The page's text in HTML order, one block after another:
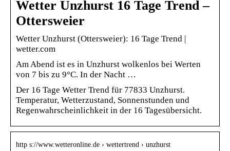
Wetter Unzhurst 16 Tage Trend –
Ottersweier
Wetter Unzhurst (Ottersweier): 16 Tage Trend |
wetter.com
Am Abend ist es in Unzhurst wolkenlos bei Werten
von 7 bis zu 9°C. In der Nacht …
Der 16 Tage Wetter Trend für 77833 Unzhurst.
Temperatur, Wetterzustand, Sonnenstunden und
Regenwahrscheinlichkeit in der 16 Tagesübersicht.
http s://www.wetteronline.de › wettertrend › unzhurst